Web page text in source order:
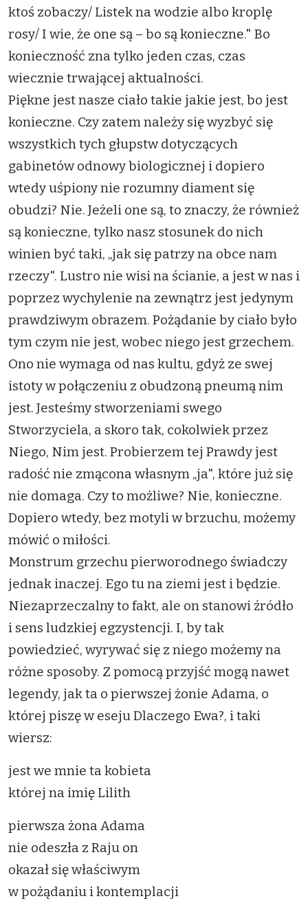
ktoś zobaczy/ Listek na wodzie albo kroplę
rosy/ I wie, że one są – bo są konieczne." Bo
konieczność zna tylko jeden czas, czas
wiecznie trwającej aktualności.
Piękne jest nasze ciało takie jakie jest, bo jest
konieczne. Czy zatem należy się wyzbyć się
wszystkich tych głupstw dotyczących
gabinetów odnowy biologicznej i dopiero
wtedy uśpiony nie rozumny diament się
obudzi? Nie. Jeżeli one są, to znaczy, że również
są konieczne, tylko nasz stosunek do nich
winien być taki, „jak się patrzy na obce nam
rzeczy". Lustro nie wisi na ścianie, a jest w nas i
poprzez wychylenie na zewnątrz jest jedynym
prawdziwym obrazem. Pożądanie by ciało było
tym czym nie jest, wobec niego jest grzechem.
Ono nie wymaga od nas kultu, gdyż ze swej
istoty w połączeniu z obudzoną pneumą nim
jest. Jesteśmy stworzeniami swego
Stworzyciela, a skoro tak, cokolwiek przez
Niego, Nim jest. Probierzem tej Prawdy jest
radość nie zmącona własnym „ja", które już się
nie domaga. Czy to możliwe? Nie, konieczne.
Dopiero wtedy, bez motyli w brzuchu, możemy
mówić o miłości.
Monstrum grzechu pierworodnego świadczy
jednak inaczej. Ego tu na ziemi jest i będzie.
Niezaprzeczalny to fakt, ale on stanowi źródło
i sens ludzkiej egzystencji. I, by tak
powiedzieć, wyrywać się z niego możemy na
różne sposoby. Z pomocą przyjść mogą nawet
legendy, jak ta o pierwszej żonie Adama, o
której piszę w eseju Dlaczego Ewa?, i taki
wiersz:
jest we mnie ta kobieta
której na imię Lilith
pierwsza żona Adama
nie odeszła z Raju on
okazał się właściwym
w pożądaniu i kontemplacji